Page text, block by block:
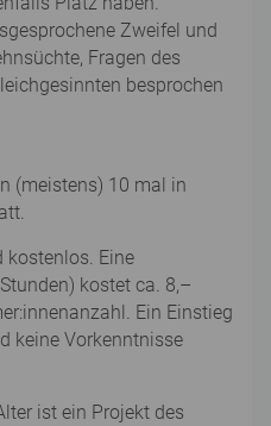
Zweifel und
Fragen des
besprochen
(meistens) 10 mal in
kostenlos. Eine
kostet ca. 8,–
Ein Einstieg
keine Vorkenntnisse
ist ein Projekt des